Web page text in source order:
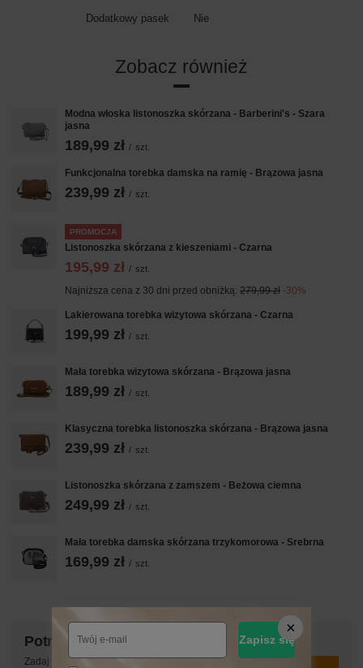
Dodatkowy pasek Nie
Zobacz również
Modna włoska listonoszka skórzana - Barberini's - Szara
jasna
189,99 zł / szt.
Funkcjonalna torebka damska na ramię - Brązowa jasna
239,99 zł / szt.
PROMOCJA
Listonoszka skórzana z kieszeniami - Czarna
195,99 zł / szt.
Najniższa cena z 30 dni przed obniżką: 279,99 zł -30%
Lakierowana torebka wizytowa skórzana - Czarna
199,99 zł / szt.
Mała torebka wizytowa skórzana - Brązowa jasna
189,99 zł / szt.
Klasyczna torebka listonoszka skórzana - Brązowa jasna
239,99 zł / szt.
Listonoszka skórzana z zamszem - Beżowa ciemna
249,99 zł / szt.
Mała torebka damska skórzana trzykomorowa - Srebrna
169,99 zł / szt.
Potrzebujesz pomocy? Masz pytania?
Zadaj pytanie a my odpowiemy niezwłocznie,
Zapisz się